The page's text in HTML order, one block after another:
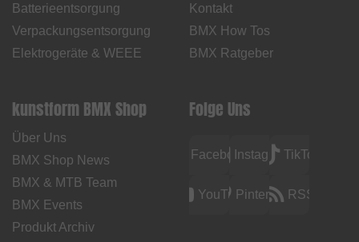
Batterieentsorgung
Verpackungsentsorgung
Elektrogeräte & WEEE
Kontakt
BMX How Tos
BMX Ratgeber
kunstform BMX Shop
Über Uns
BMX Shop News
BMX & MTB Team
BMX Events
Produkt Archiv
Folge Uns
FacebookInstagramTikTok
YouTubePinterest RSS